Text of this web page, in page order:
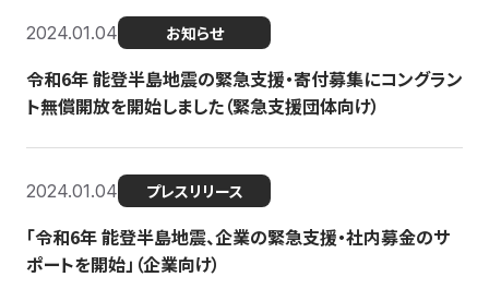
2024.01.04 お知らせ
令和6年 能登半島地震の緊急支援・寄付募集にコングラン
ト無償開放を開始しました（緊急支援団体向け）
2024.01.04 プレスリリース
「令和6年 能登半島地震、企業の緊急支援・社内募金のサ
ポートを開始」（企業向け）